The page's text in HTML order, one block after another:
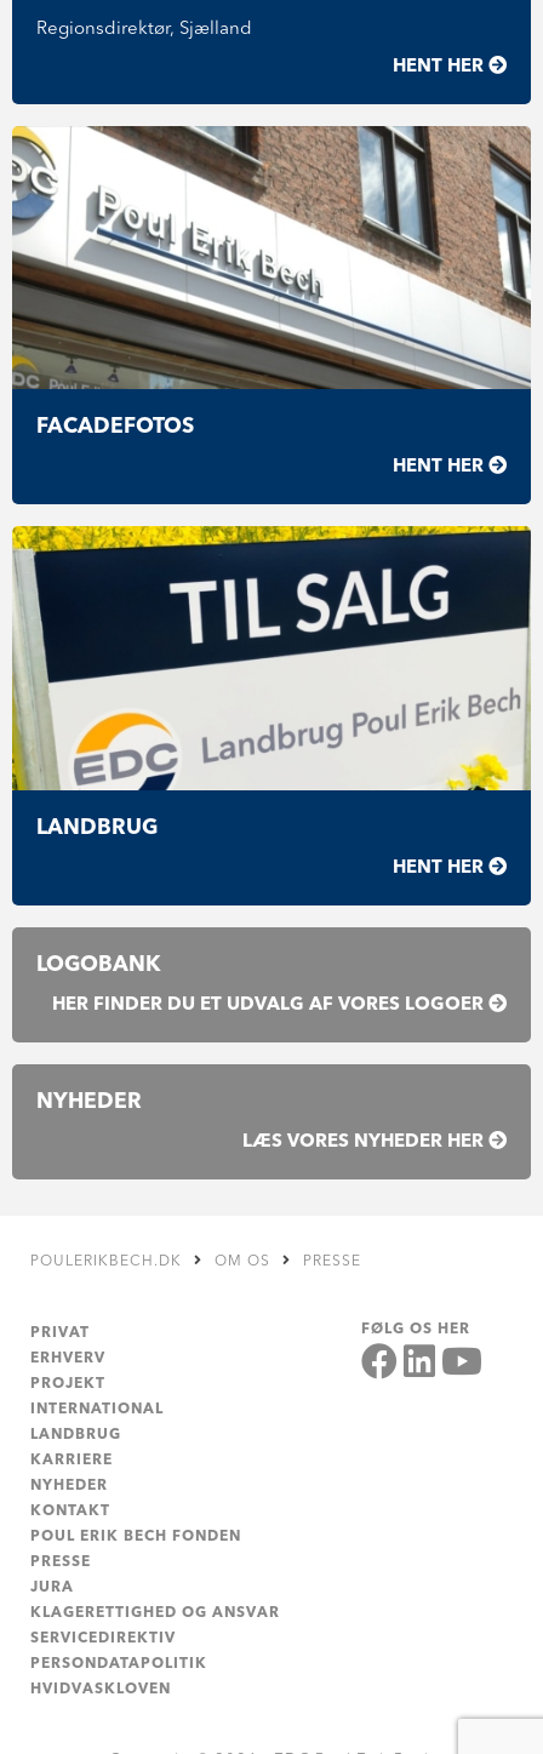
Regionsdirektør, Sjælland
HENT HER
FACADEFOTOS
HENT HER
LANDBRUG
HENT HER
LOGOBANK
HER FINDER DU ET UDVALG AF VORES LOGOER
NYHEDER
LÆS VORES NYHEDER HER
POULERIKBECH.DK OM OS PRESSE
PRIVAT
ERHVERV
PROJEKT
INTERNATIONAL
LANDBRUG
KARRIERE
NYHEDER
KONTAKT
POUL ERIK BECH FONDEN
PRESSE
JURA
KLAGERETTIGHED OG ANSVAR
SERVICEDIREKTIV
PERSONDATAPOLITIK
HVIDVASKLOVEN
FØLG OS HER